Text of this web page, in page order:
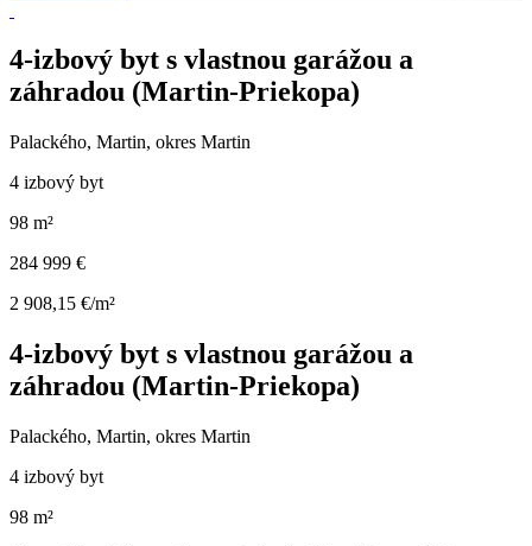
4-izbový byt s vlastnou garážou a
záhradou (Martin-Priekopa)
Palackého, Martin, okres Martin
4 izbový byt
98 m²
284 999 €
2 908,15 €/m²
4-izbový byt s vlastnou garážou a
záhradou (Martin-Priekopa)
Palackého, Martin, okres Martin
4 izbový byt
98 m²